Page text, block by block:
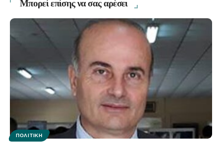
Μπορεί επίσης να σας αρέσει
ΠΟΛΙΤΙΚΉ